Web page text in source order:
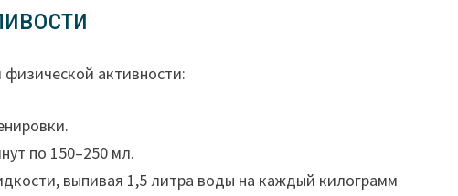
активности:
по 150–250 мл.
выпивая 1,5 литра воды на каждый килограмм